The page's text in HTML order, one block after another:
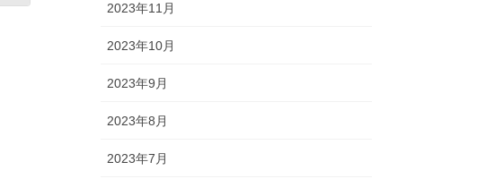
2023年11月
2023年10月
2023年9月
2023年8月
2023年7月